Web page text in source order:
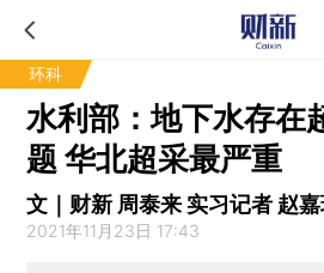
环科
水利部：地下水存在
题 华北超采最严重
文｜财新 周泰来 实习记者 赵
2021年11月23日 17:43